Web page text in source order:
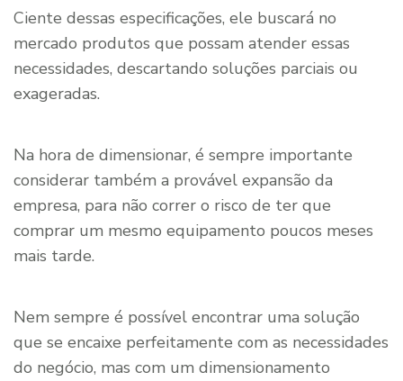
Ciente dessas especificações, ele buscará no
mercado produtos que possam atender essas
necessidades, descartando soluções parciais ou
exageradas.
Na hora de dimensionar, é sempre importante
considerar também a provável expansão da
empresa, para não correr o risco de ter que
comprar um mesmo equipamento poucos meses
mais tarde.
Nem sempre é possível encontrar uma solução
que se encaixe perfeitamente com as necessidades
do negócio, mas com um dimensionamento